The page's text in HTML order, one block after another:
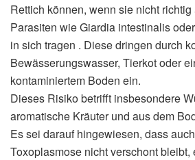
Rettich können, wenn sie nicht
Parasiten wie Giardia intestinalis
in sich tragen . Diese dringen durch
Bewässerungswasser, Tierkot oder
kontaminiertem Boden ein.
Dieses Risiko betrifft insbesondere
aromatische Kräuter und aus dem
Es sei darauf hingewiesen, dass
Toxoplasmose nicht verschont bleibt,